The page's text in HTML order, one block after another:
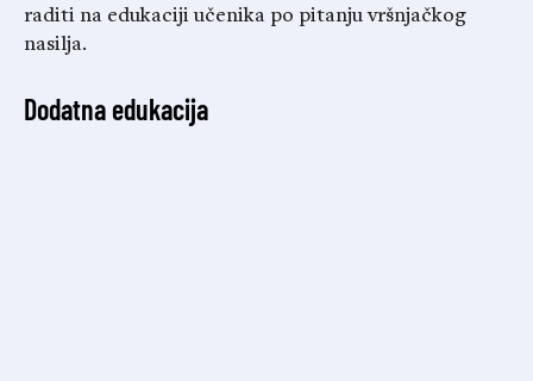
raditi na edukaciji učenika po pitanju vršnjačkog
nasilja.
Dodatna edukacija